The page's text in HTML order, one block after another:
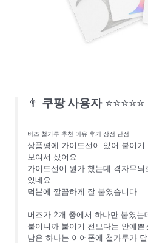
👨 쿠팡 사용자 ⭐⭐⭐⭐⭐
버즈 철가루 추천 이유 후기 장점 단점
상품평에 가이드선이 있어 붙이기
보여서 샀어요
가이드선이 뭔가 했는데 격자무늬
있네요
덕분에 깔끔하게 잘 붙였습니다
버즈가 2개 중에서 하나만 붙였는
붙이니까 붙이기 전보다는 안예쁜
남은 하나는 이어폰에 철가루가